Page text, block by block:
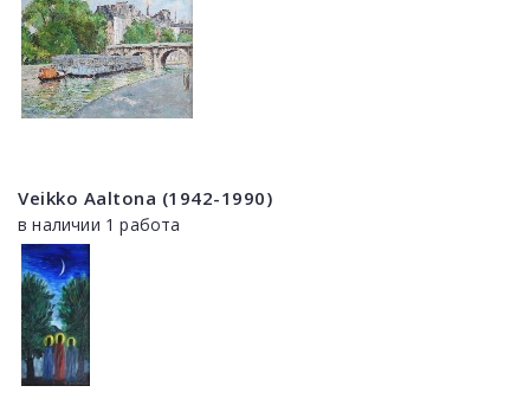
Veikko Aaltona (1942-1990)
в наличии 1 работа